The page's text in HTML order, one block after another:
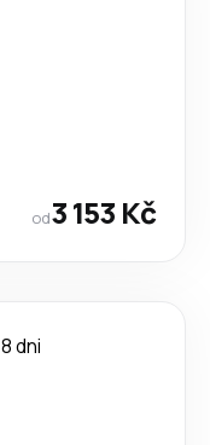
od3 153 Kč
8 dni